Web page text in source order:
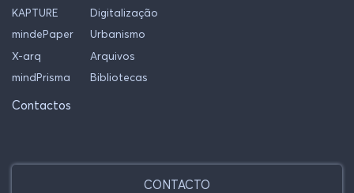
KAPTURE
mindePaper
X-arq
mindPrisma
Digitalização
Urbanismo
Arquivos
Bibliotecas
Contactos
CONTACTO